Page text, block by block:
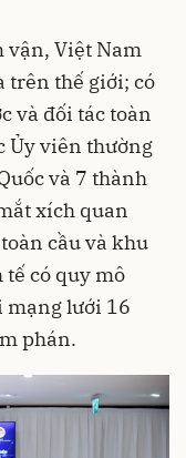
vận, Việt Nam
trên thế giới; có
và đối tác toàn
Ủy viên thường
và 7 thành
xích quan
cầu và khu
có quy mô
mạng lưới 16
phán.